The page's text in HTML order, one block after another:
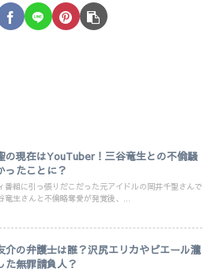
の現在はYouTuber！三谷竜生との不倫騒
ったことに？
番組に引っ張りだこだった元アイドルの岡井千聖さんで
竜生さんと不倫略奪愛が発覚後、...
介の弁護士は誰？沢尻エリカやピエール瀧
た無罪請負人？